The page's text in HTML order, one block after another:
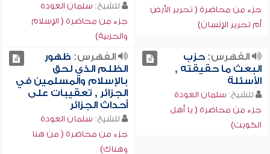
جزء من محاضرة ( تحرير الأرض
أم تحرير الإنسان)
للشيخ: سلمان العودة
جزء من محاضرة ( الإسلام
والحزبية)
الفهرس:حزب
البعث ما حقيقته ,
الأسئلة
للشيخ: سلمان العودة
جزء من محاضرة ( يا أهل
الكويت)
الفهرس: ظهور
الظلم الذي لحق
بالإسلام والمسلمين في
الجزائر , تعقيبات على
أحداث الجزائر
للشيخ: سلمان العودة
جزء من محاضرة ( من هنا
وهناك)